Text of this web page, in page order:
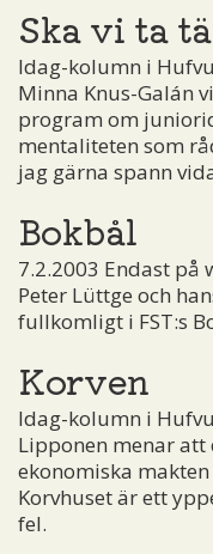
Ska vi ta
Idag-kolumn i
Minna Knus-Galán
program om
mentaliteten som
jag gärna spann
Bokbål
7.2.2003 Endast på
Peter Lüttge och
fullkomligt i FST:s
Korven
Idag-kolumn i
Lipponen menar
ekonomiska
Korvhuset är ett
fel.